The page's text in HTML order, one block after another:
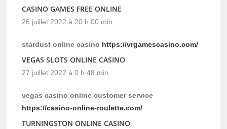
CASINO GAMES FREE ONLINE
26 juillet 2022 à 20 h 00 min
stardust online casino https://vrgamescasino.com/
VEGAS SLOTS ONLINE CASINO
27 juillet 2022 à 0 h 48 min
vegas casino online customer service
https://casino-online-roulette.com/
TURNINGSTON ONLINE CASINO